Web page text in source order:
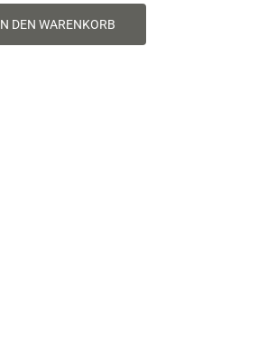
DEN WARENKORB